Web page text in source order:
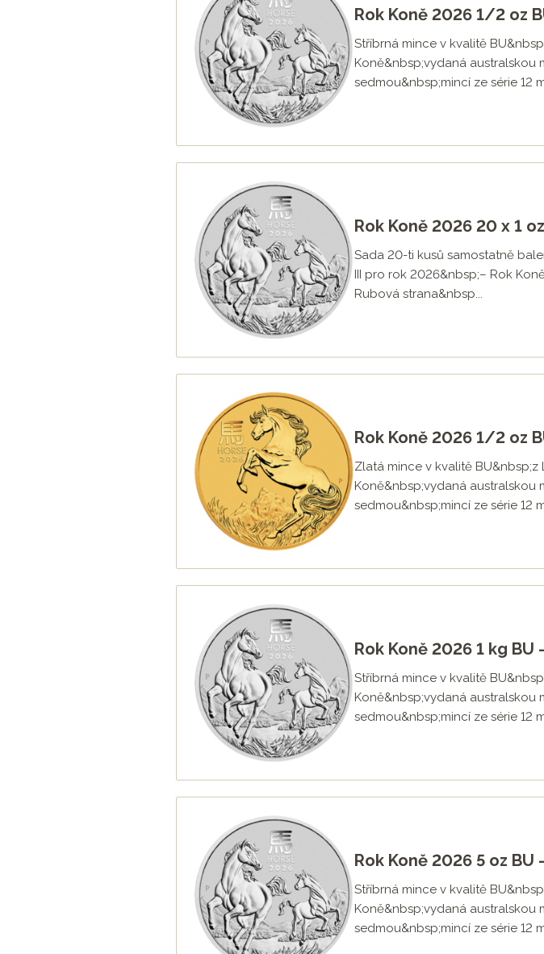
Rok Koně 2026 1/2 oz
Stříbrná mince v kvalitě
Koně&nbsp;vydaná australskou
sedmou&nbsp;mincí ze série 12
Rok Koně 2026 20 x 1
Sada 20-ti kusů samostatně
III pro rok 2026&nbsp;– Rok
Rubová strana&nbsp...
Rok Koně 2026 1/2 oz
Zlatá mince v kvalitě BU&nbsp;z
Koně&nbsp;vydaná australskou
sedmou&nbsp;mincí ze série 12
Rok Koně 2026 1 kg
Stříbrná mince v kvalitě
Koně&nbsp;vydaná australskou
sedmou&nbsp;mincí ze série 12
Rok Koně 2026 5 oz
Stříbrná mince v kvalitě
Koně&nbsp;vydaná australskou
sedmou&nbsp;mincí ze série 12